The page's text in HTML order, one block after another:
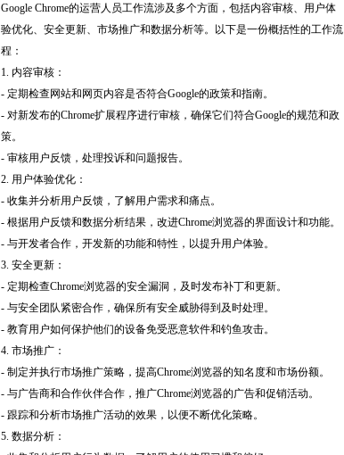
Google Chrome的运营人员工作流涉及多个方面，包括内容审核、用户体
验优化、安全更新、市场推广和数据分析等。以下是一份概括性的工作流
程：
1. 内容审核：
- 定期检查网站和网页内容是否符合Google的政策和指南。
- 对新发布的Chrome扩展程序进行审核，确保它们符合Google的规范和政
策。
- 审核用户反馈，处理投诉和问题报告。
2. 用户体验优化：
- 收集并分析用户反馈，了解用户需求和痛点。
- 根据用户反馈和数据分析结果，改进Chrome浏览器的界面设计和功能。
- 与开发者合作，开发新的功能和特性，以提升用户体验。
3. 安全更新：
- 定期检查Chrome浏览器的安全漏洞，及时发布补丁和更新。
- 与安全团队紧密合作，确保所有安全威胁得到及时处理。
- 教育用户如何保护他们的设备免受恶意软件和钓鱼攻击。
4. 市场推广：
- 制定并执行市场推广策略，提高Chrome浏览器的知名度和市场份额。
- 与广告商和合作伙伴合作，推广Chrome浏览器的广告和促销活动。
- 跟踪和分析市场推广活动的效果，以便不断优化策略。
5. 数据分析：